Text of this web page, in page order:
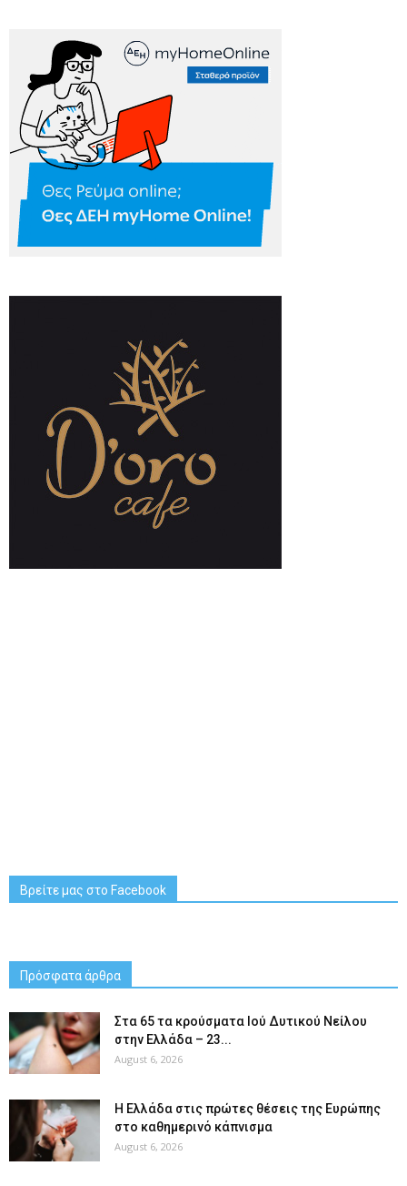
Βρείτε μας στο Facebook
Πρόσφατα άρθρα
Στα 65 τα κρούσματα Ιού Δυτικού Νείλου
στην Ελλάδα – 23...
August 6, 2026
Η Ελλάδα στις πρώτες θέσεις της Ευρώπης
στο καθημερινό κάπνισμα
August 6, 2026